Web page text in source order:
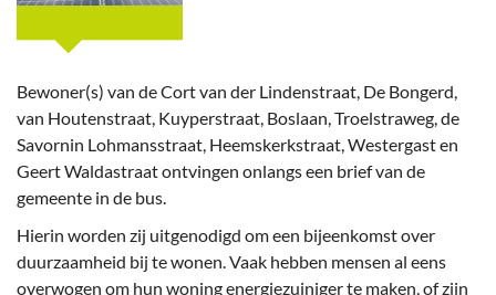
Bewoner(s) van de Cort van der Lindenstraat, De Bongerd,
van Houtenstraat, Kuyperstraat, Boslaan, Troelstraweg, de
Savornin Lohmansstraat, Heemskerkstraat, Westergast en
Geert Waldastraat ontvingen onlangs een brief van de
gemeente in de bus.
Hierin worden zij uitgenodigd om een bijeenkomst over
duurzaamheid bij te wonen. Vaak hebben mensen al eens
overwogen om hun woning energiezuiniger te maken, of zijn